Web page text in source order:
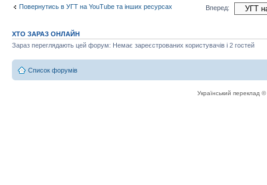
Повернутись в УГТ на YouTube та інших ресурсах Вперед:
ХТО ЗАРАЗ ОНЛАЙН
Зараз переглядають цей форум: Немає зареєстрованих користувачів і 2 гостей
Список форумів
Український переклад